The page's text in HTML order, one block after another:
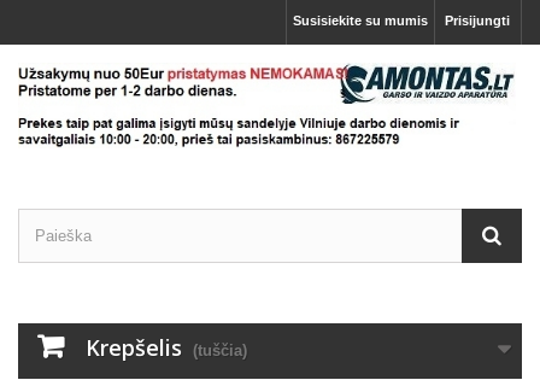
Prisijungti
Susisiekite su mumis
Krepšelis (tuščia)